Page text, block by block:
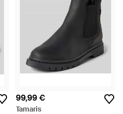
99,99 €
Tamaris